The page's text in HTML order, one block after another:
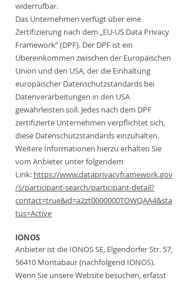
widerrufbar.
Das Unternehmen verfügt über eine
Zertifizierung nach dem „EU-US Data Privacy
Framework“ (DPF). Der DPF ist ein
Übereinkommen zwischen der Europäischen
Union und den USA, der die Einhaltung
europäischer Datenschutzstandards bei
Datenverarbeitungen in den USA
gewährleisten soll. Jedes nach dem DPF
zertifizierte Unternehmen verpflichtet sich,
diese Datenschutzstandards einzuhalten.
Weitere Informationen hierzu erhalten Sie
vom Anbieter unter folgendem
Link: https://www.dataprivacyframework.gov
/s/participant-search/participant-detail?
contact=true&id=a2zt0000000TOWQAA4&sta
tus=Active
IONOS
Anbieter ist die IONOS SE, Elgendorfer Str. 57,
56410 Montabaur (nachfolgend IONOS).
Wenn Sie unsere Website besuchen, erfasst